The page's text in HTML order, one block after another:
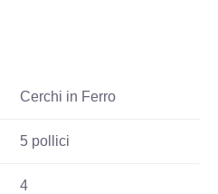
Cerchi in Ferro
5 pollici
4